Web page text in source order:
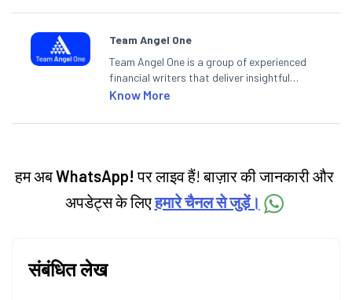
Team Angel One
Team Angel One is a group of experienced
financial writers that deliver insightful
articles on the stock market, IPO, economy,
categories.
Know More
हम अबWhatsApp! पर लाइव हैं! बाज़ार की जानकारी और
अपडेट्स के लिएहमारे चैनल से जुड़ें।
संबंधित लेख